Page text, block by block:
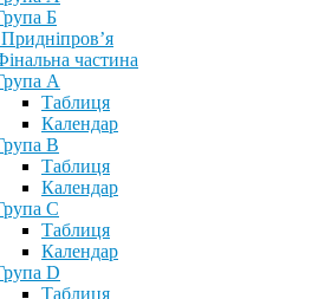
Б
частина
А
Таблиця
Календар
В
Таблиця
Календар
С
Таблиця
Календар
D
Таблиця